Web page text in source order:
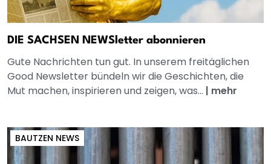
DIE SACHSEN NEWSletter abonnieren
Gute Nachrichten tun gut. In unserem freitäglichen
Good Newsletter bündeln wir die Geschichten, die
Mut machen, inspirieren und zeigen, was... | mehr
BAUTZEN NEWS